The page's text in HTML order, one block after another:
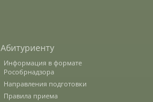
Рособрнадзора
Абитуриенту
Информация в формате
Рособрнадзора
Направления подготовки
Правила приема